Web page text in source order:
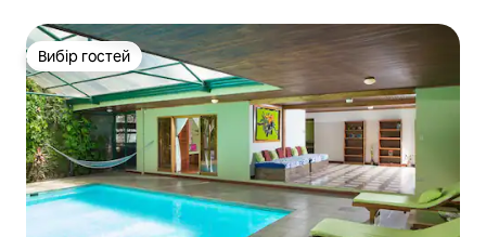
Вибір гостей
Вибір гостей